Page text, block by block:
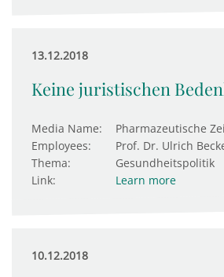
13.12.2018
Keine juristischen
Media Name:
Pharmazeutische
Employees:
Prof. Dr. Ulrich
Thema:
Gesundheitspolitik
Link:
Learn more
10.12.2018